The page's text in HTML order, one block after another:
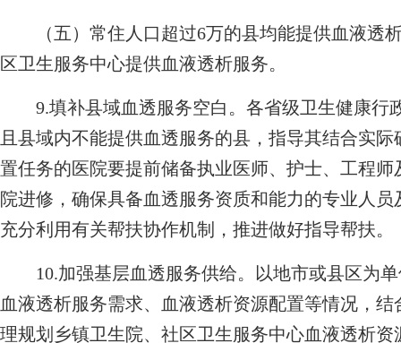
（五）常住人口超过6万的县均能提供血液透析
区卫生服务中心提供血液透析服务。
9.填补县域血透服务空白。各省级卫生健康行
且县域内不能提供血透服务的县，指导其结合实
置任务的医院要提前储备执业医师、护士、工程
院进修，确保具备血透服务资质和能力的专业人
充分利用有关帮扶协作机制，推进做好指导帮扶。
10.加强基层血透服务供给。以地市或县区为单
血液透析服务需求、血液透析资源配置等情况，
理规划乡镇卫生院、社区卫生服务中心血液透析